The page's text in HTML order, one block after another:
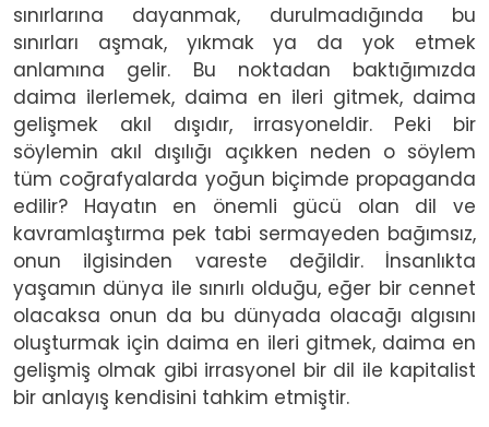
sınırlarına dayanmak, durulmadığında bu
sınırları aşmak, yıkmak ya da yok etmek
anlamına gelir. Bu noktadan baktığımızda
daima ilerlemek, daima en ileri gitmek, daima
gelişmek akıl dışıdır, irrasyoneldir. Peki bir
söylemin akıl dışılığı açıkken neden o söylem
tüm coğrafyalarda yoğun biçimde propaganda
edilir? Hayatın en önemli gücü olan dil ve
kavramlaştırma pek tabi sermayeden bağımsız,
onun ilgisinden vareste değildir. İnsanlıkta
yaşamın dünya ile sınırlı olduğu, eğer bir cennet
olacaksa onun da bu dünyada olacağı algısını
oluşturmak için daima en ileri gitmek, daima en
gelişmiş olmak gibi irrasyonel bir dil ile kapitalist
bir anlayış kendisini tahkim etmiştir.